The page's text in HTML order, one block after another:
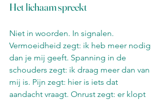
Het lichaam spreekt
Niet in woorden. In signalen.
Vermoeidheid zegt: ik heb meer nodig
dan je mij geeft. Spanning in de
schouders zegt: ik draag meer dan van
mij is. Pijn zegt: hier is iets dat
aandacht vraagt. Onrust zegt: er klopt